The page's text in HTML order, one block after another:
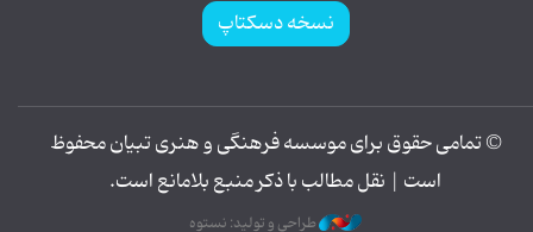
نسخه دسکتاپ
© تمامی حقوق برای موسسه فرهنگی و هنری تبیان محفوظ
است | نقل مطالب با ذکر منبع بلامانع است.
طراحی و تولید: نستوه